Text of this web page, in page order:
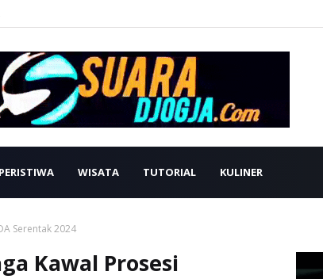
PERISTIWA WISATA TUTORIAL KULINER
Serentak 2024
Kawal Prosesi